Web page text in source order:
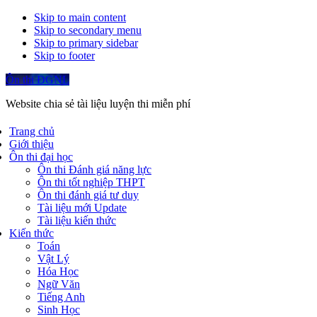
Skip to main content
Skip to secondary menu
Skip to primary sidebar
Skip to footer
Ôn thi ĐGNL
Website chia sẻ tài liệu luyện thi miễn phí
Trang chủ
Giới thiệu
Ôn thi đại học
Ôn thi Đánh giá năng lực
Ôn thi tốt nghiệp THPT
Ôn thi đánh giá tư duy
Tài liệu mới Update
Tài liệu kiến thức
Kiến thức
Toán
Vật Lý
Hóa Học
Ngữ Văn
Tiếng Anh
Sinh Học